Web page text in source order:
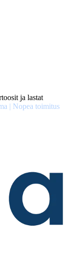
ja lastat
| Nopea toimitus